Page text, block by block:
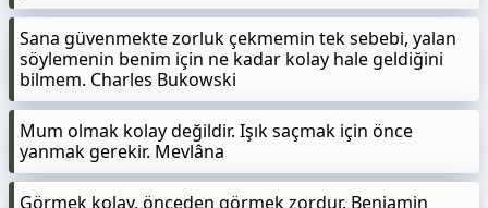
Sana güvenmekte zorluk çekmemin tek sebebi, yalan
söylemenin benim için ne kadar kolay hale geldiğini
bilmem. Charles Bukowski
Mum olmak kolay değildir. Işık saçmak için önce
yanmak gerekir. Mevlâna
Görmek kolay, önceden görmek zordur. Benjamin